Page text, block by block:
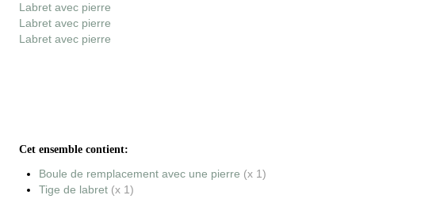
Labret avec pierre
Labret avec pierre
Labret avec pierre
Cet ensemble contient:
Boule de remplacement avec une pierre (x 1)
Tige de labret (x 1)